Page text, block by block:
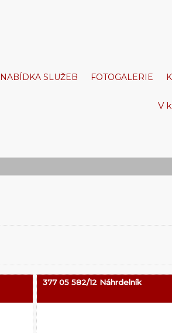
NABÍDKA SLUŽEB FOTOGALERIE
V
377 05 582/12 Náhrdelník